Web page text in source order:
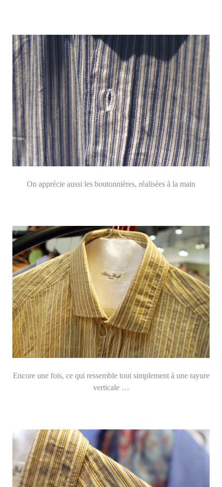
On apprécie aussi les boutonnières, réalisées à la main
Encore une fois, ce qui ressemble tout simplement à une rayure
verticale …